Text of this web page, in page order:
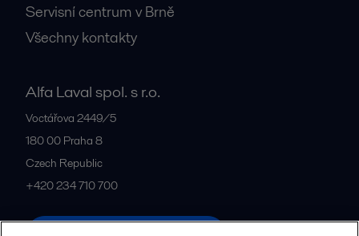
Servisní centrum v Brně
Všechny kontakty
Alfa Laval spol. s r.o.
Voctářova 2449/5
180 00 Praha 8
Czech Republic
+420 234 710 700